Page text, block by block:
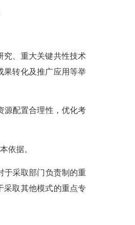
、重大关键共性技术
果转化及推广应用等举
配置合理性，优化考
依据。
采取部门负责制的重
采取其他模式的重点专